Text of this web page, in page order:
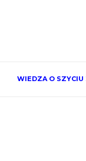
WIEDZA O SZYCIU